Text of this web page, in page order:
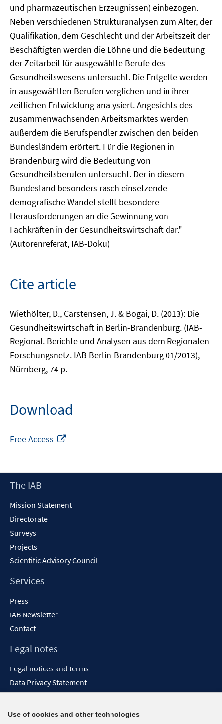
und pharmazeutischen Erzeugnissen) einbezogen.
Neben verschiedenen Strukturanalysen zum Alter, der
Qualifikation, dem Geschlecht und der Arbeitszeit der
Beschäftigten werden die Löhne und die Bedeutung
der Zeitarbeit für ausgewählte Berufe des
Gesundheitswesens untersucht. Die Entgelte werden
in ausgewählten Berufen verglichen und in ihrer
zeitlichen Entwicklung analysiert. Angesichts des
zusammenwachsenden Arbeitsmarktes werden
außerdem die Berufspendler zwischen den beiden
Bundesländern erörtert. Für die Regionen in
Brandenburg wird die Bedeutung von
Gesundheitsberufen untersucht. Der in diesem
Bundesland besonders rasch einsetzende
demografische Wandel stellt besondere
Herausforderungen an die Gewinnung von
Fachkräften in der Gesundheitswirtschaft dar."
(Autorenreferat, IAB-Doku)
Cite article
Wiethölter, D., Carstensen, J. & Bogai, D. (2013): Die
Gesundheitswirtschaft in Berlin-Brandenburg. (IAB-
Regional. Berichte und Analysen aus dem Regionalen
Forschungsnetz. IAB Berlin-Brandenburg 01/2013),
Nürnberg, 74 p.
Download
Free Access
new
Footer
The IAB
Mission Statement
Directorate
Surveys
Projects
Scientific Advisory Council
Services
Press
IAB Newsletter
Contact
Legal notes
Legal notices and terms
Data Privacy Statement
Report Accessibility
Use of cookies and other technologies